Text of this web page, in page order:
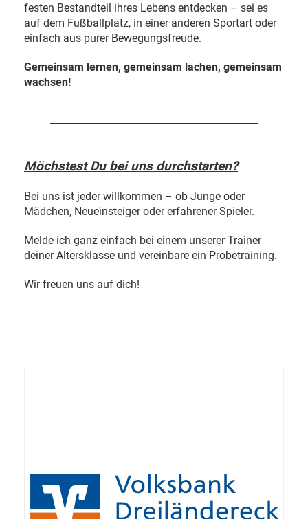
festen Bestandteil ihres Lebens entdecken – sei es
auf dem Fußballplatz, in einer anderen Sportart oder
einfach aus purer Bewegungsfreude.
Gemeinsam lernen, gemeinsam lachen, gemeinsam
wachsen!
Möchstest Du bei uns durchstarten?
Bei uns ist jederwillkommen – ob Junge oder
Mädchen, NeueinsteigerodererfahrenerSpieler.
Melde ich ganz einfach bei einem unserer Trainer
deiner Altersklasse und vereinbare ein Probetraining.
Wir freuen uns auf dich!